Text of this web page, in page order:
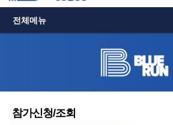
전체메뉴
참가신청/조회